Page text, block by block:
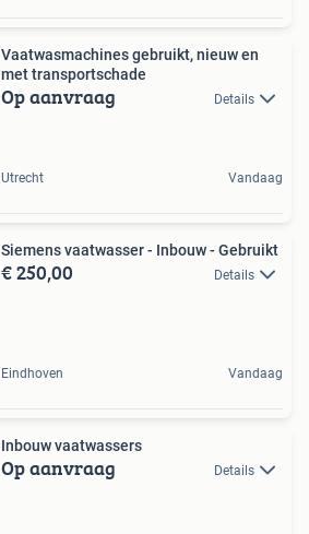
Vaatwasmachines gebruikt, nieuw en
met transportschade
Op aanvraag Details
Utrecht Vandaag
Siemens vaatwasser - Inbouw - Gebruikt
€ 250,00 Details
Eindhoven Vandaag
Inbouw vaatwassers
Op aanvraag Details